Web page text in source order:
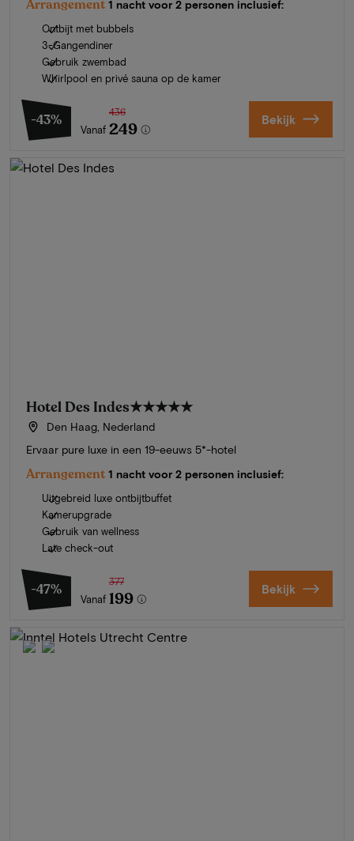
Arrangement 1 nacht voor 2 personen inclusief:
Ontbijt met bubbels
3-Gangendiner
Gebruik zwembad
Whirlpool en privé sauna op de kamer
-43%
Vanaf
436
249 Bekijk
Hotel Des Indes★★★★★
Den Haag, Nederland
Ervaar pure luxe in een 19-eeuws 5*-hotel
Arrangement 1 nacht voor 2 personen inclusief:
Uitgebreid luxe ontbijtbuffet
Kamerupgrade
Gebruik van wellness
Late check-out
-47%
Vanaf
377
199 Bekijk